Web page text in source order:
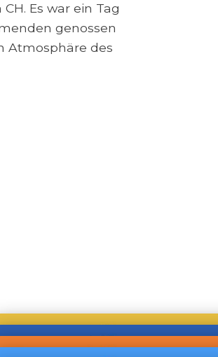
Es war ein Tag
genossen
Atmosphäre des